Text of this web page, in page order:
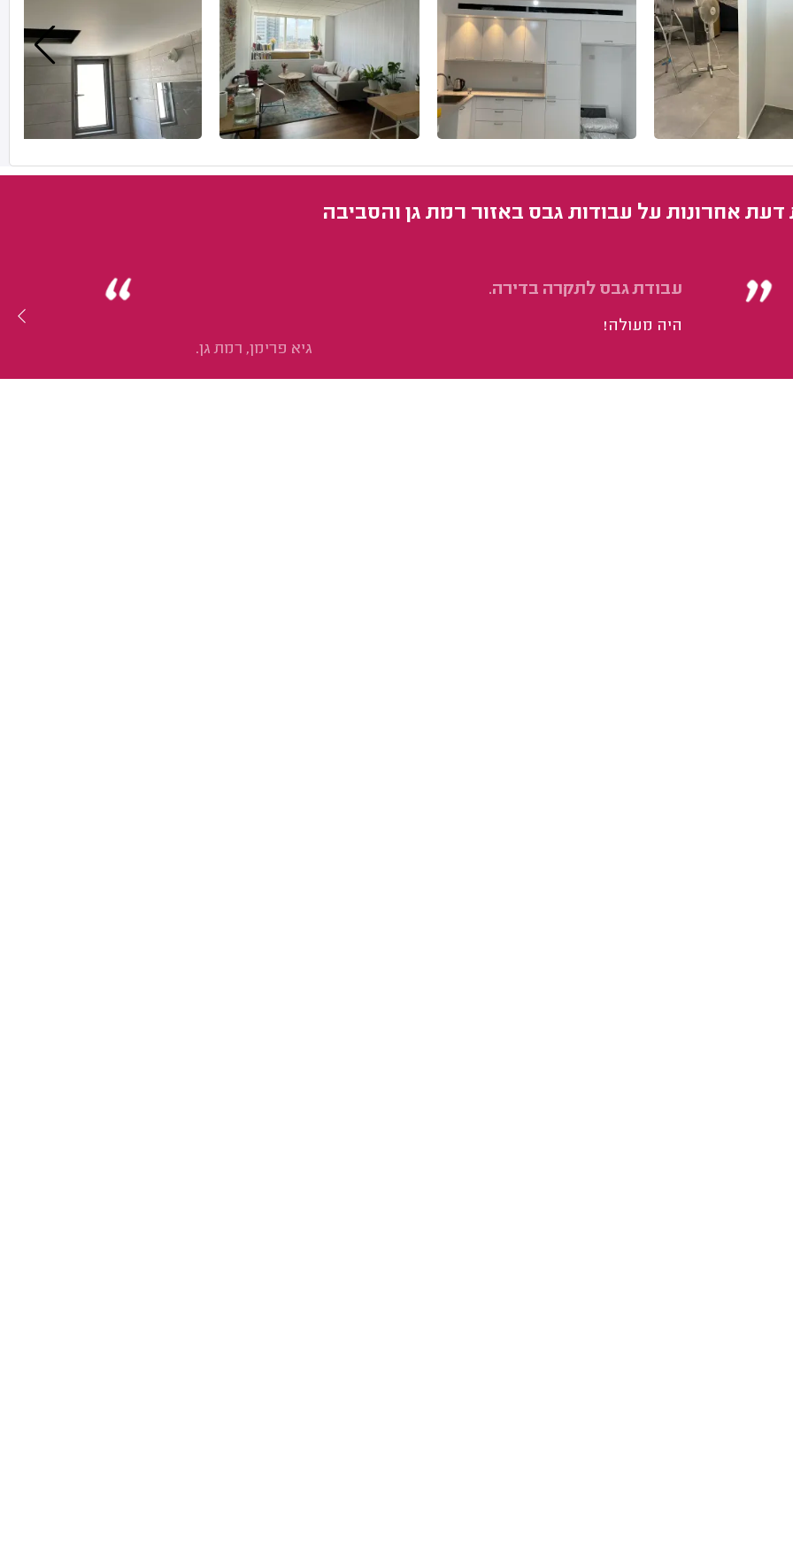
דעת אחרונות על עבודות גבס באזור רמת גן והסביבה
עבודת גבס לתקרה בדירה.
היה מעולה!
גיא פרימן, רמת גן.